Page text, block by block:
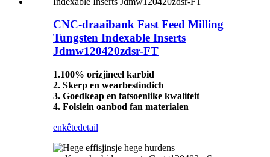
CNC-draaibank Fast Feed Milling
Tungsten Indexable Inserts
Jdmw120420zdsr-FT
1.100% orizjineel karbid
2. Skerp en wearbestindich
3. Goedkeap en fatsoenlike kwaliteit
4. Folslein oanbod fan materialen
enkêtedetail